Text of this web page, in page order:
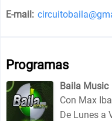
E-mail:
Programas
Baila Music
Con Max
De Lunes a